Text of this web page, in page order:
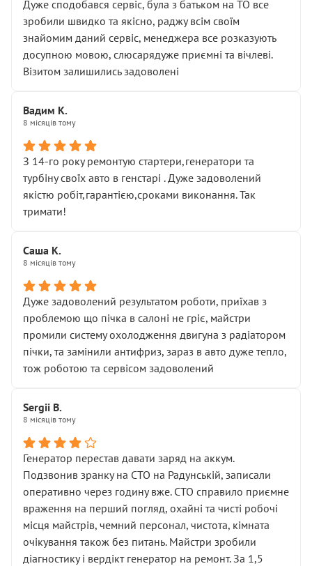
Дуже сподобався сервіс, була з батьком на ТО все
зробили швидко та якісно, раджу всім своїм
знайомим даний сервіс, менеджера все розказують
досупною мовою, слюсарядуже приємні та вічлеві.
Візитом залишились задоволені
Вадим К.
8 місяців тому
З 14-го року ремонтую стартери,генератори та
турбіну своїх авто в генстарі . Дуже задоволений
якістю робіт,гарантією,сроками виконання. Так
тримати!
Саша К.
8 місяців тому
Дуже задоволений результатом роботи, приїхав з
проблемою що пічка в салоні не гріє, майстри
промили систему охолодження двигуна з радіатором
пічки, та замінили антифриз, зараз в авто дуже тепло,
тож роботою та сервісом задоволений
Sergii B.
8 місяців тому
Генератор перестав давати заряд на аккум.
Подзвонив зранку на СТО на Радунській, записали
оперативно через годину вже. СТО справило приємне
враження на перший погляд, охайні та чисті робочі
місця майстрів, чемний персонал, чистота, кімната
очікування також без питань. Майстри зробили
діагностику і вердікт генератор на ремонт. За 1,5